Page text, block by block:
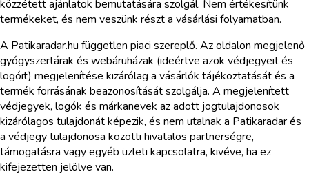
közzétett ajánlatok bemutatására szolgál. Nem értékesítünk
termékeket, és nem veszünk részt a vásárlási folyamatban.
A Patikaradar.hu független piaci szereplő. Az oldalon megjelenő
gyógyszertárak és webáruházak (ideértve azok védjegyeit és
logóit) megjelenítése kizárólag a vásárlók tájékoztatását és a
termék forrásának beazonosítását szolgálja. A megjelenített
védjegyek, logók és márkanevek az adott jogtulajdonosok
kizárólagos tulajdonát képezik, és nem utalnak a Patikaradar és
a védjegy tulajdonosa közötti hivatalos partnerségre,
támogatásra vagy egyéb üzleti kapcsolatra, kivéve, ha ez
kifejezetten jelölve van.